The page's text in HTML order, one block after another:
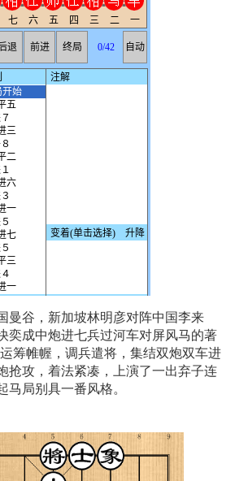
曼谷，新加坡林明彦对阵中国李来
奕成中炮进七兵过河车对屏风马的著
筹帷幄，调兵遣将，集结双炮双车进
抢攻，着法紧凑，上演了一出弃子连
马局别具一番风格。